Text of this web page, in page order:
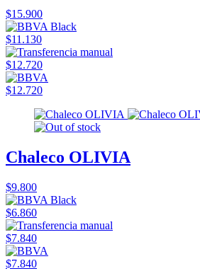
$15.900
$11.130
$12.720
$12.720
Chaleco OLIVIA
$9.800
$6.860
$7.840
$7.840